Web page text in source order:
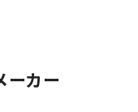
ーカー